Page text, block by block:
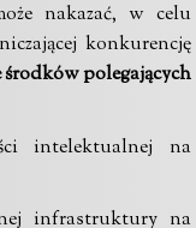
nakazać, w celu
konkurencję
polegających
intelektualnej na
infrastruktury na